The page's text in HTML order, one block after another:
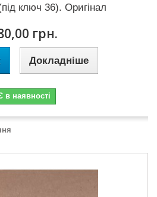
ключ 36). Оригінал
грн.
Докладніше
в наявності